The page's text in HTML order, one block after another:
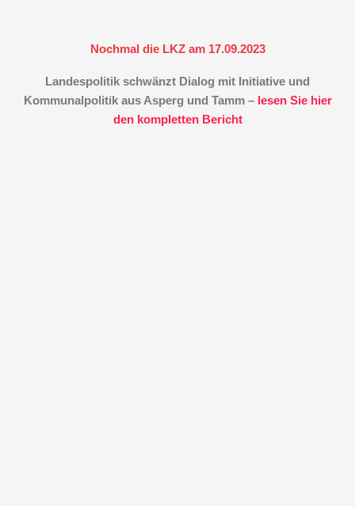
Nochmal die LKZ am 17.09.2023
Landespolitik schwänzt Dialog mit Initiative und
Kommunalpolitik aus Asperg und Tamm – lesen Sie hier
den kompletten Bericht